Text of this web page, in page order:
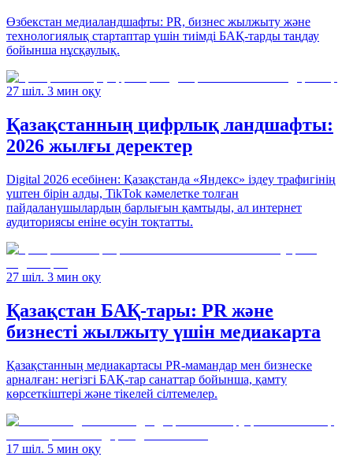
Өзбекстан медиаландшафты: PR, бизнес жылжыту және
технологиялық стартаптар үшін тиімді БАҚ-тарды таңдау
бойынша нұсқаулық.
27 шіл. 3 мин оқу
Қазақстанның цифрлық ландшафты:
2026 жылғы деректер
Digital 2026 есебінен: Қазақстанда «Яндекс» іздеу трафигінің
үштен бірін алды, TikTok кәмелетке толған
пайдаланушылардың барлығын қамтыды, ал интернет
аудиториясы еніне өсуін тоқтатты.
27 шіл. 3 мин оқу
Қазақстан БАҚ-тары: PR және
бизнесті жылжыту үшін медиакарта
Қазақстанның медиакартасы PR-мамандар мен бизнеске
арналған: негізгі БАҚ-тар санаттар бойынша, қамту
көрсеткіштері және тікелей сілтемелер.
17 шіл. 5 мин оқу